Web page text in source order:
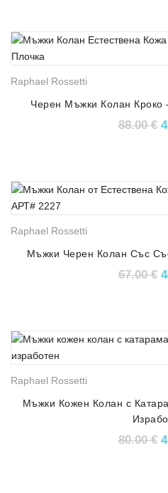
Raphael Rossetti
Черен Мъжки Колан
88.00€
Raphael Rossetti
Мъжки Черен Колан Със
67.00€
Raphael Rossetti
Мъжки Кожен Колан с
80.00€